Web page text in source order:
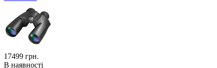
17499 грн.
В наявності